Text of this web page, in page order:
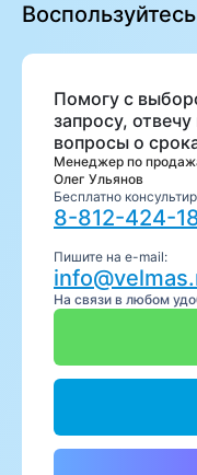
Помогу с
запросу,
вопросы о
Менеджер по
Олег Ульянов
Бесплатно
8-812-424-
Пишите на e-mail:
На связи в любом